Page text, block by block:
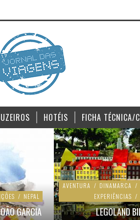
HOTÉIS FICHA TÉCNICA/
/ NEPAL
GARCIA
AVENTURA / DINAMARCA /
EXPERIÊNCIAS /
LEGOLAND